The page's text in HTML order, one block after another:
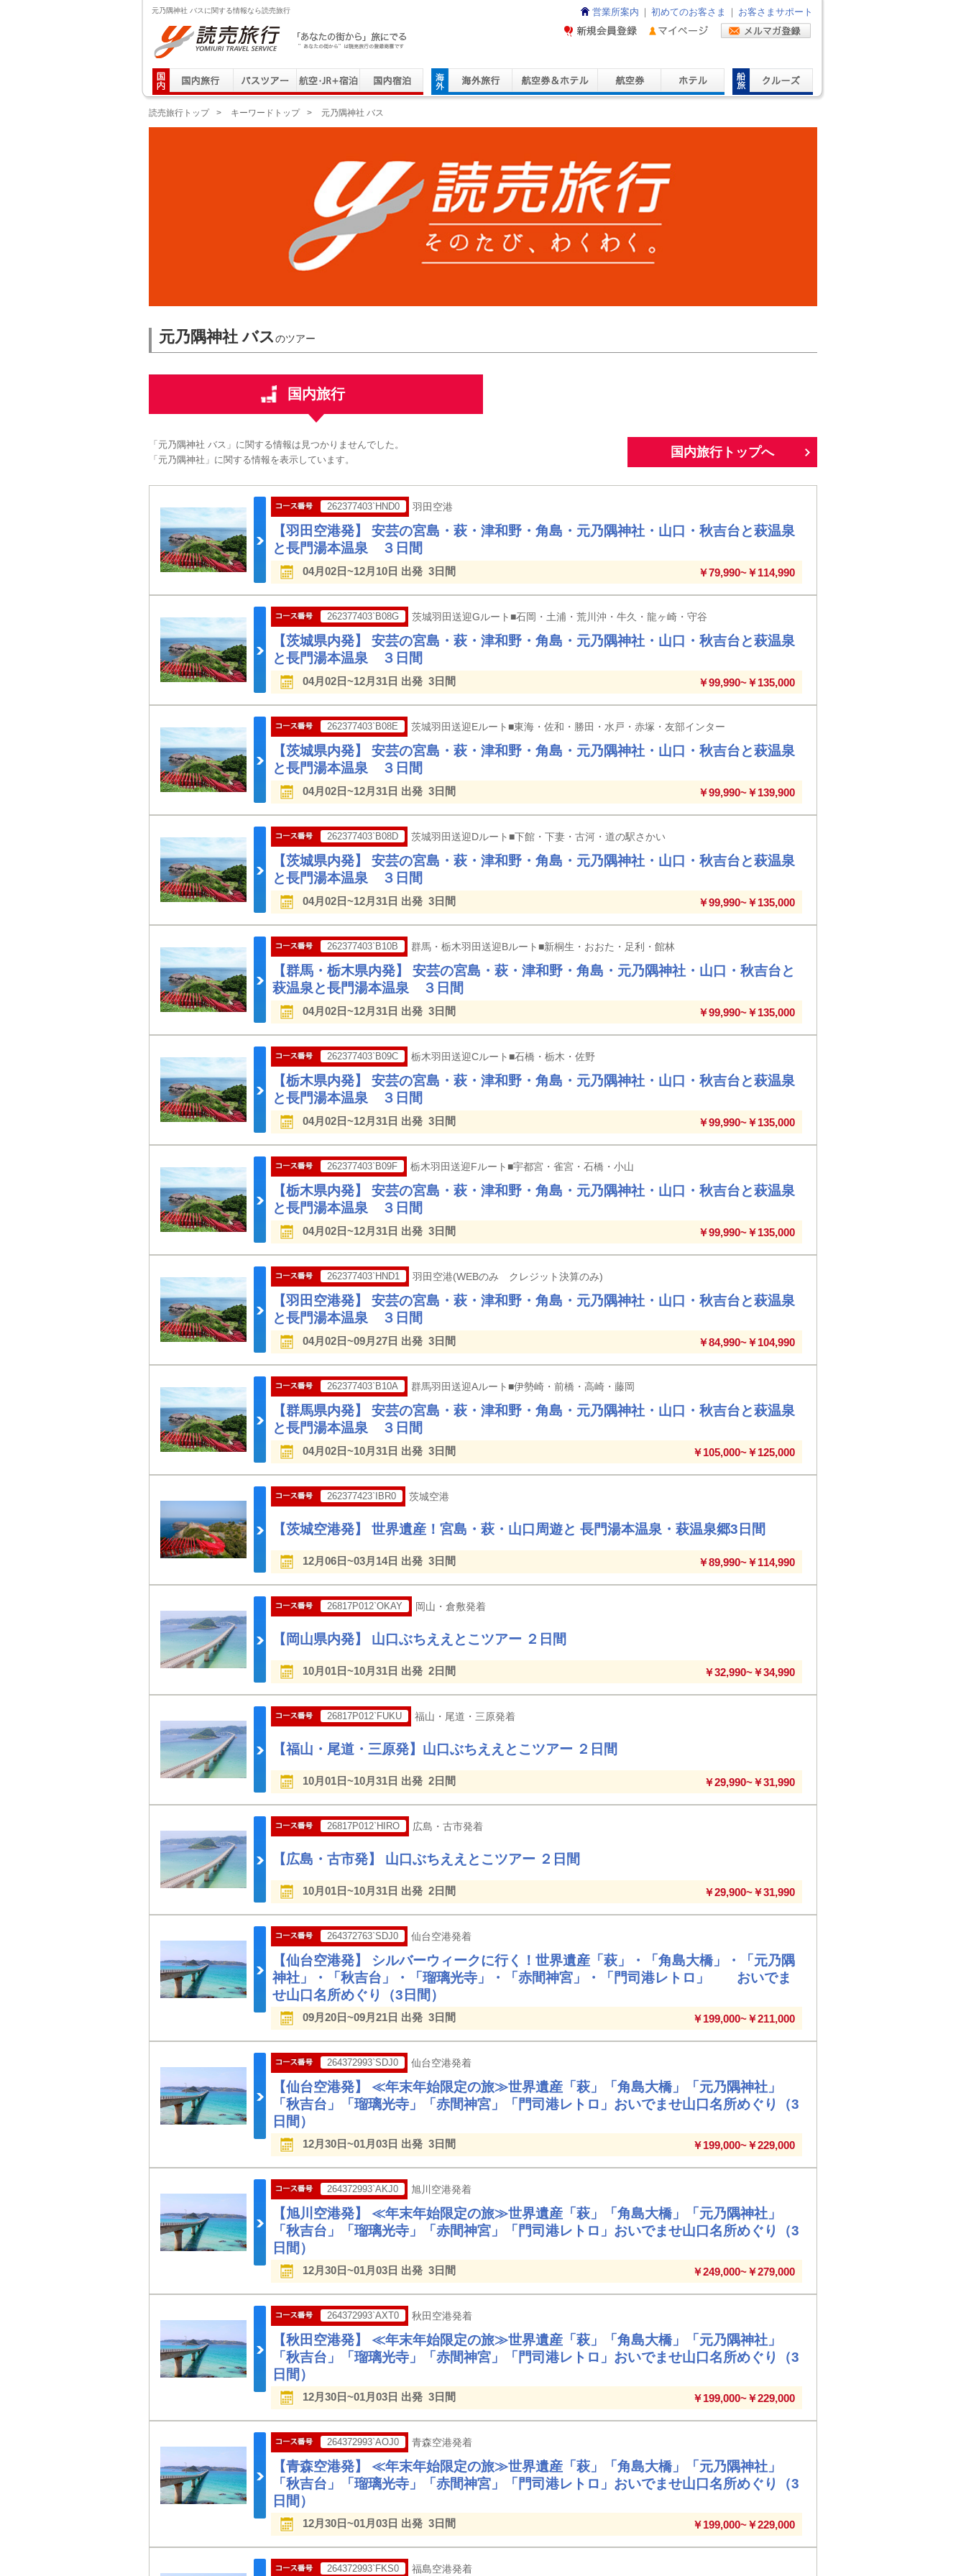
元乃隅神社 バスに関する情報なら読売旅行
読売旅行 「あなたの街から」旅にでる｜Yomiuri Travel Service
営業所案内 初めてのお客さま お客さまサポート
読売旅行トップ > キーワードトップ > 元乃隅神社 バス
元乃隅神社 バスのツアー
国内旅行
「元乃隅神社 バス」に関する情報は見つかりませんでした。
「元乃隅神社」に関する情報を表示しています。
国内旅行トップへ
262377403`HND0 羽田空港
【羽田空港発】 安芸の宮島・萩・津和野・角島・元乃隅神社・山口・秋吉台と萩温泉
と長門湯本温泉 ３日間
04月02日~12月10日 出発 3日間 ￥79,990~￥114,990
262377403`B08G 茨城羽田送迎Gルート■石岡・土浦・荒川沖・牛久・龍ヶ崎・守谷
【茨城県内発】 安芸の宮島・萩・津和野・角島・元乃隅神社・山口・秋吉台と萩温泉
と長門湯本温泉 ３日間
04月02日~12月31日 出発 3日間 ￥99,990~￥135,000
262377403`B08E 茨城羽田送迎Eルート■東海・佐和・勝田・水戸・赤塚・友部インター
【茨城県内発】 安芸の宮島・萩・津和野・角島・元乃隅神社・山口・秋吉台と萩温泉
と長門湯本温泉 ３日間
04月02日~12月31日 出発 3日間 ￥99,990~￥139,900
262377403`B08D 茨城羽田送迎Dルート■下館・下妻・古河・道の駅さかい
【茨城県内発】 安芸の宮島・萩・津和野・角島・元乃隅神社・山口・秋吉台と萩温泉
と長門湯本温泉 ３日間
04月02日~12月31日 出発 3日間 ￥99,990~￥135,000
262377403`B10B 群馬・栃木羽田送迎Bルート■新桐生・おおた・足利・館林
【群馬・栃木県内発】 安芸の宮島・萩・津和野・角島・元乃隅神社・山口・秋吉台と
萩温泉と長門湯本温泉 ３日間
04月02日~12月31日 出発 3日間 ￥99,990~￥135,000
262377403`B09C 栃木羽田送迎Cルート■石橋・栃木・佐野
【栃木県内発】 安芸の宮島・萩・津和野・角島・元乃隅神社・山口・秋吉台と萩温泉
と長門湯本温泉 ３日間
04月02日~12月31日 出発 3日間 ￥99,990~￥135,000
262377403`B09F 栃木羽田送迎Fルート■宇都宮・雀宮・石橋・小山
【栃木県内発】 安芸の宮島・萩・津和野・角島・元乃隅神社・山口・秋吉台と萩温泉
と長門湯本温泉 ３日間
04月02日~12月31日 出発 3日間 ￥99,990~￥135,000
262377403`HND1 羽田空港(WEBのみ クレジット決算のみ)
【羽田空港発】 安芸の宮島・萩・津和野・角島・元乃隅神社・山口・秋吉台と萩温泉
と長門湯本温泉 ３日間
04月02日~09月27日 出発 3日間 ￥84,990~￥104,990
262377403`B10A 群馬羽田送迎Aルート■伊勢崎・前橋・高崎・藤岡
【群馬県内発】 安芸の宮島・萩・津和野・角島・元乃隅神社・山口・秋吉台と萩温泉
と長門湯本温泉 ３日間
04月02日~10月31日 出発 3日間 ￥105,000~￥125,000
262377423`IBR0 茨城空港
【茨城空港発】 世界遺産！宮島・萩・山口周遊と 長門湯本温泉・萩温泉郷3日間
12月06日~03月14日 出発 3日間 ￥89,990~￥114,990
26817P012`OKAY 岡山・倉敷発着
【岡山県内発】 山口ぶちええとこツアー ２日間
10月01日~10月31日 出発 2日間 ￥32,990~￥34,990
26817P012`FUKU 福山・尾道・三原発着
【福山・尾道・三原発】山口ぶちええとこツアー ２日間
10月01日~10月31日 出発 2日間 ￥29,990~￥31,990
26817P012`HIRO 広島・古市発着
【広島・古市発】 山口ぶちええとこツアー ２日間
10月01日~10月31日 出発 2日間 ￥29,900~￥31,990
264372763`SDJ0 仙台空港発着
【仙台空港発】 シルバーウィークに行く！世界遺産「萩」・「角島大橋」・「元乃隅
神社」・「秋吉台」・「瑠璃光寺」・「赤間神宮」・「門司港レトロ」 おいでま
せ山口名所めぐり（3日間）
09月20日~09月21日 出発 3日間 ￥199,000~￥211,000
264372993`SDJ0 仙台空港発着
【仙台空港発】 ≪年末年始限定の旅≫世界遺産「萩」「角島大橋」「元乃隅神社」
「秋吉台」「瑠璃光寺」「赤間神宮」「門司港レトロ」おいでませ山口名所めぐり（3
日間）
12月30日~01月03日 出発 3日間 ￥199,000~￥229,000
264372993`AKJ0 旭川空港発着
【旭川空港発】 ≪年末年始限定の旅≫世界遺産「萩」「角島大橋」「元乃隅神社」
「秋吉台」「瑠璃光寺」「赤間神宮」「門司港レトロ」おいでませ山口名所めぐり（3
日間）
12月30日~01月03日 出発 3日間 ￥249,000~￥279,000
264372993`AXT0 秋田空港発着
【秋田空港発】 ≪年末年始限定の旅≫世界遺産「萩」「角島大橋」「元乃隅神社」
「秋吉台」「瑠璃光寺」「赤間神宮」「門司港レトロ」おいでませ山口名所めぐり（3
日間）
12月30日~01月03日 出発 3日間 ￥199,000~￥229,000
264372993`AOJ0 青森空港発着
【青森空港発】 ≪年末年始限定の旅≫世界遺産「萩」「角島大橋」「元乃隅神社」
「秋吉台」「瑠璃光寺」「赤間神宮」「門司港レトロ」おいでませ山口名所めぐり（3
日間）
12月30日~01月03日 出発 3日間 ￥199,000~￥229,000
264372993`FKS0 福島空港発着